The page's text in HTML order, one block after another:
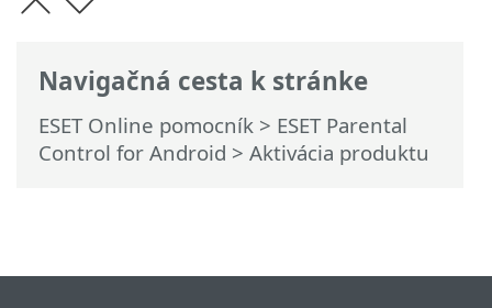
Navigačná cesta k stránke
ESET Online pomocník > ESET Parental
Control for Android > Aktivácia produktu